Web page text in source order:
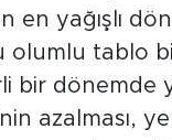
en yağışlı
tablo
bir dönemde
azalması,